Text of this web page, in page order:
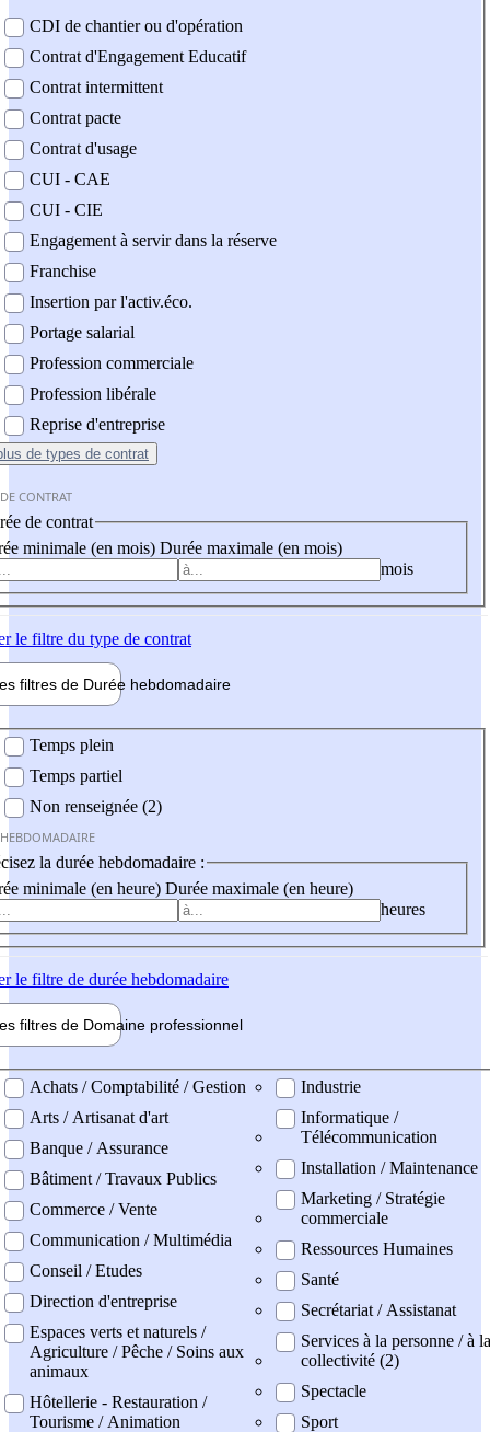
CDI de chantier ou d'opération
Contrat d'Engagement Educatif
Contrat intermittent
Contrat pacte
Contrat d'usage
CUI - CAE
CUI - CIE
Engagement à servir dans la réserve
Franchise
Insertion par l'activ.éco.
Portage salarial
Profession commerciale
Profession libérale
Reprise d'entreprise
de types de contrat
CONTRAT
de contrat
minimale (en mois) Durée maximale (en mois)
mois
le filtre du type de contrat
filtres de Durée hebdomadaire
Temps plein
Temps partiel
Non renseignée (2)
la durée hebdomadaire :
minimale (en heure) Durée maximale (en heure)
heures
le filtre de durée hebdomadaire
filtres de Domaine professionnel
professionel
Achats / Comptabilité / Gestion
Arts / Artisanat d'art
Banque / Assurance
Bâtiment / Travaux Publics
Commerce / Vente
Communication / Multimédia
Conseil / Etudes
Direction d'entreprise
Espaces verts et naturels /
Agriculture / Pêche / Soins aux
animaux
Hôtellerie - Restauration /
Tourisme / Animation
Industrie
Informatique /
Télécommunication
Installation / Maintenance
Marketing / Stratégie
commerciale
Ressources Humaines
Santé
Secrétariat / Assistanat
Services à la personne / à la
collectivité (2)
Spectacle
Sport